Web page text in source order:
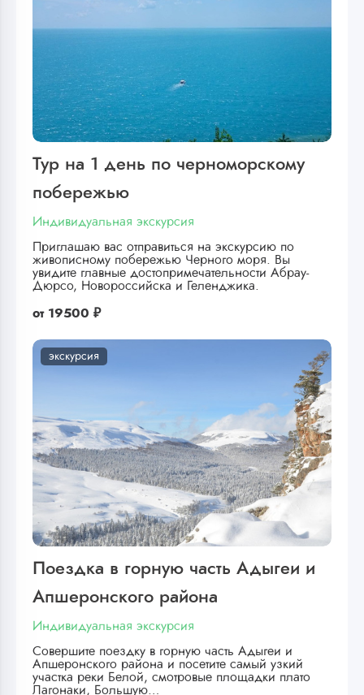
Тур на 1 день по черноморскому
побережью
Индивидуальная экскурсия
Приглашаю вас отправиться на экскурсию по
живописному побережью Черного моря. Вы
увидите главные достопримечательности Абрау-
Дюрсо, Новороссийска и Геленджика.
от 19500 ₽
экскурсия
Поездка в горную часть Адыгеи и
Апшеронского района
Индивидуальная экскурсия
Совершите поездку в горную часть Адыгеи и
Апшеронского района и посетите самый узкий
участка реки Белой, смотровые площадки плато
Лагонаки, Большую…